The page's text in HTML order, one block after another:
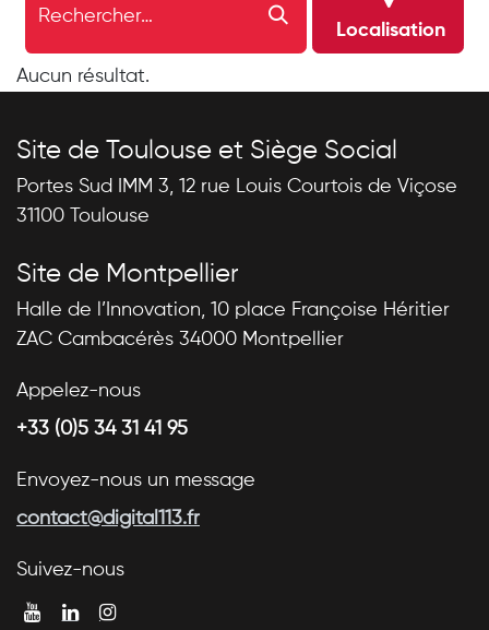
Localisation
Aucun résultat.
Site de Toulouse et Siège Social
Portes Sud IMM 3, 12 rue Louis Courtois de Viçose
31100 Toulouse
Site de Montpellier
Halle de l’Innovation, 10 place Françoise Héritier
ZAC Cambacérès 34000 Montpellier
Appelez-nous
+33 (0)5 34 31 41 95
Envoyez-nous un message
contact@digital113.fr
Suivez-nous